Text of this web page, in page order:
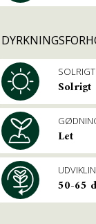
SOLRIGT
Solrigt
Let
50-65